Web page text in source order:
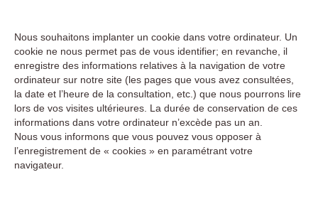
Nous souhaitons implanter un cookie dans votre ordinateur. Un
cookie ne nous permet pas de vous identifier; en revanche, il
enregistre des informations relatives à la navigation de votre
ordinateur sur notre site (les pages que vous avez consultées,
la date et l’heure de la consultation, etc.) que nous pourrons lire
lors de vos visites ultérieures. La durée de conservation de ces
informations dans votre ordinateur n’excède pas un an.
Nous vous informons que vous pouvez vous opposer à
l’enregistrement de « cookies » en paramétrant votre
navigateur.